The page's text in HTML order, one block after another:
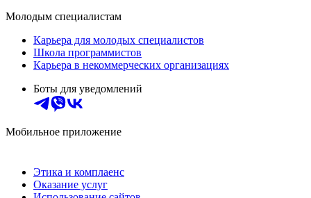
Молодым специалистам
Карьера для молодых специалистов
Школа программистов
Карьера в некоммерческих организациях
Боты для уведомлений
Мобильное приложение
Этика и комплаенс
Оказание услуг